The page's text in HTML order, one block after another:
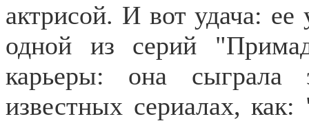
актрисой. И вот удача:
одной из серий
карьеры: она сыграла
известных сериалах,